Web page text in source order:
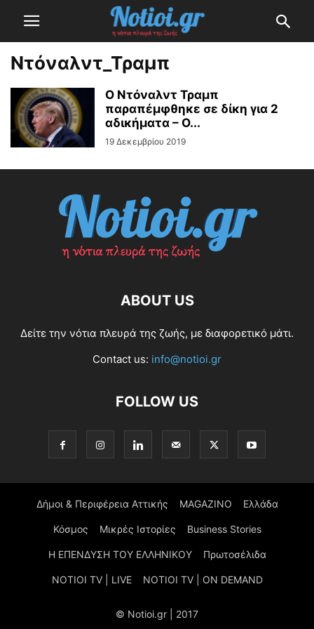
Ντόναλντ_Τραμπ
Ο Ντόναλντ Τραμπ
παραπέμφθηκε σε δίκη για 2
αδικήματα – Ο...
19 Δεκεμβρίου 2019
ABOUT US
Δείτε την νότια πλευρά της ζωής, με διαφορετικό μάτι.
Contact us: info@notioi.gr
FOLLOW US
Δήμοι & Περιφέρεια Αττικής MAGAZINO Ελλάδα
Κόσμος Μικρές Ιστορίες Business Stories
Η ΕΠΕΝΔΥΣΗ ΤΟΥ ΕΛΛΗΝΙΚΟΥ Πρωτοσέλιδα
NOTIOI TV | LIVE NOTIOI TV | ON DEMAND
© Notioi.gr | 2017